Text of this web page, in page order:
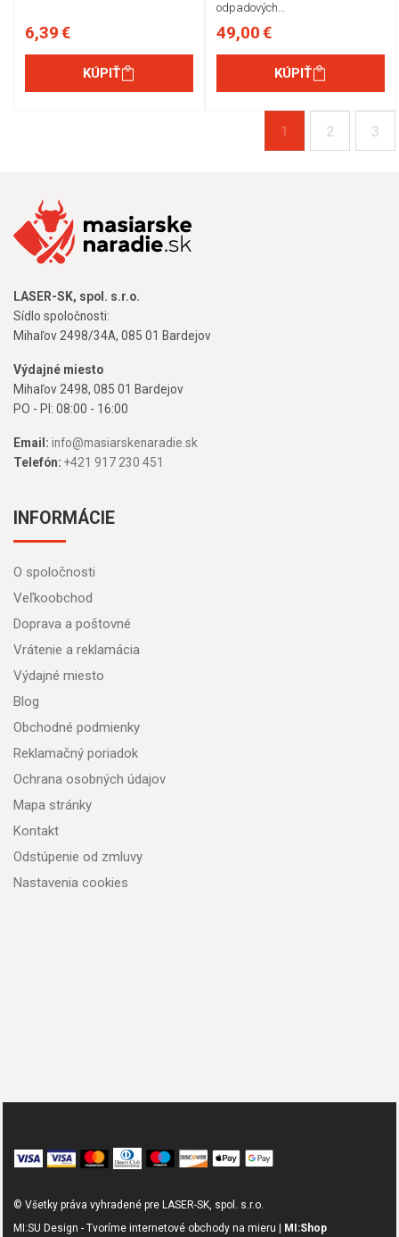
6,39 €
KÚPIŤ
odpadových…
49,00 €
KÚPIŤ
1 2 3
LASER-SK, spol. s.r.o.
Sídlo spoločnosti:
Mihaľov 2498/34A, 085 01 Bardejov
Výdajné miesto
Mihaľov 2498, 085 01 Bardejov
PO - PI: 08:00 - 16:00
Email: info@masiarskenaradie.sk
Telefón: +421 917 230 451
INFORMÁCIE
O spoločnosti
Veľkoobchod
Doprava a poštovné
Vrátenie a reklamácia
Výdajné miesto
Blog
Obchodné podmienky
Reklamačný poriadok
Ochrana osobných údajov
Mapa stránky
Kontakt
Odstúpenie od zmluvy
Nastavenia cookies
© Všetky práva vyhradené pre LASER-SK, spol. s.r.o.
MI:SU Design - Tvoríme internetové obchody na mieru |
MI:Shop